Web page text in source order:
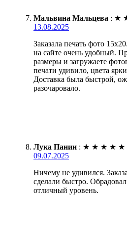
Мальвина Мальцева : ★
13.08.2025
Заказала печать фото
на сайте очень удобный.
размеры и загружаете
печати удивило, цвета
Доставка была быстрой,
разочаровало.
Лука Панин : ★ ★ ★ ★ ★
09.07.2025
Ничему не удивился.
сделали быстро.
отличный уровень.